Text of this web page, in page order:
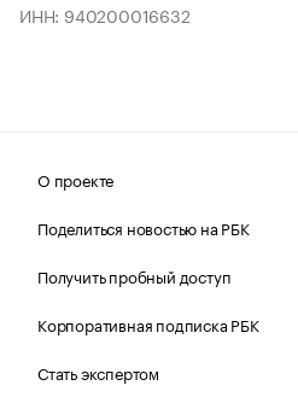
ИНН: 940200016632
О проекте
Поделиться новостью на РБК
Получить пробный доступ
Корпоративная подписка РБК
Стать экспертом